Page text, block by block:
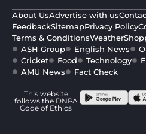
About UsAdvertise with us
FeedbackSitemapPrivacy Policy
Terms & ConditionsWeather
ASH Group
English News
Cricket
Food Technology
AMU News
Fact Check
This website
follows the DNPA
Code of Ethics